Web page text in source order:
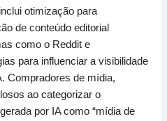
otimização para
de conteúdo editorial
como o Reddit e
para influenciar a visibilidade
Compradores de mídia,
ao categorizar o
por IA como “mídia de